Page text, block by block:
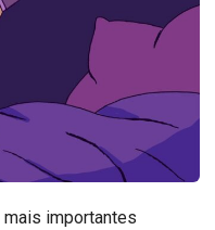
importantes